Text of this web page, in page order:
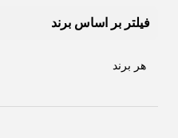
فیلتر بر اساس برند